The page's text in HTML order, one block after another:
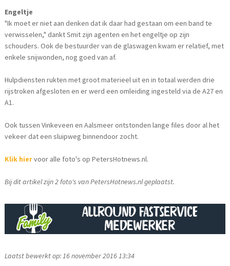
Engeltje
"Ik moet er niet aan denken dat ik daar had gestaan om een band te
verwisselen," dankt Smit zijn agenten en het engeltje op zijn
schouders. Ook de bestuurder van de glaswagen kwam er relatief, met
enkele snijwonden, nog goed van af.
Hulpdiensten rukten met groot materieel uit en in totaal werden drie
rijstroken afgesloten en er werd een omleiding ingesteld via de A27 en
A1.
Ook tussen Vinkeveen en Aalsmeer ontstonden lange files door al het
vekeer dat een sluipweg binnendoor zocht.
Klik hiervoor alle foto's op PetersHotnews.nl.
Bij dit artikel zijn 2 foto's van PetersHotnews.nl geplaatst.
Laatst bewerkt op: 16 november 2016 13:34